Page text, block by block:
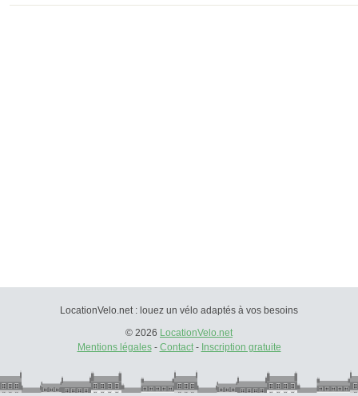
LocationVelo.net : louez un vélo adaptés à vos besoins
© 2026 LocationVelo.net
Mentions légales- Contact- Inscription gratuite